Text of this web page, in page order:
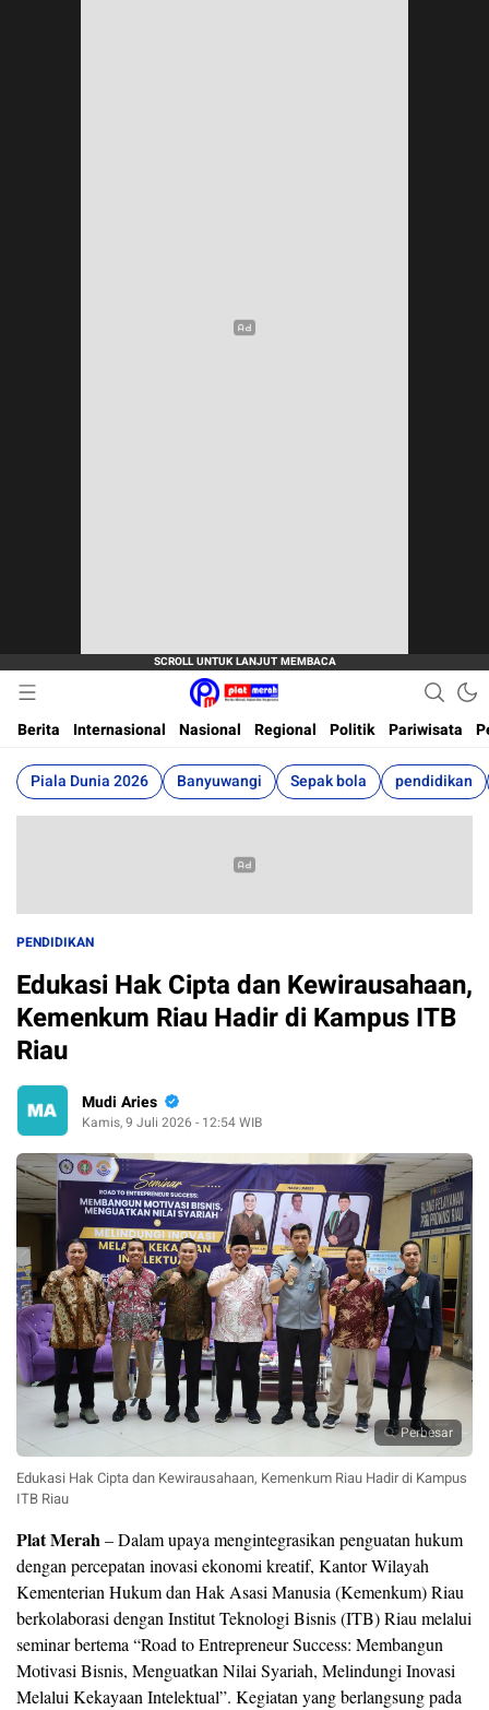
Plat Merah
Berita Terkini, Akurat, Terpercaya Dan Cepat
Berita
Internasional Nasional Regional Politik Pariwisata
Piala Dunia 2026 Banyuwangi Sepak bola pendidikan
PENDIDIKAN
Edukasi Hak Cipta dan Kewirausahaan,
Kemenkum Riau Hadir di Kampus ITB
Riau
Mudi Aries
Kamis, 9 Juli 2026 - 12:54 WIB
Perbesar
Edukasi Hak Cipta dan Kewirausahaan, Kemenkum Riau Hadir di Kampus
ITB Riau
Plat Merah– Dalam upaya mengintegrasikan penguatan hukum
dengan percepatan inovasi ekonomi kreatif, Kantor Wilayah
Kementerian Hukum dan Hak Asasi Manusia (Kemenkum) Riau
berkolaborasi dengan Institut Teknologi Bisnis (ITB) Riau melalui
seminar bertema “Road to Entrepreneur Success: Membangun
Motivasi Bisnis, Menguatkan Nilai Syariah, Melindungi Inovasi
Melalui Kekayaan Intelektual”. Kegiatan yang berlangsung pada